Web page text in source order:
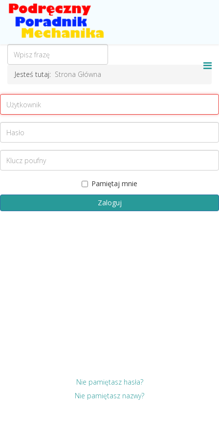
Jesteś tutaj: Strona Główna
Pamiętaj mnie
Zaloguj
Nie pamiętasz hasła?
Nie pamiętasz nazwy?